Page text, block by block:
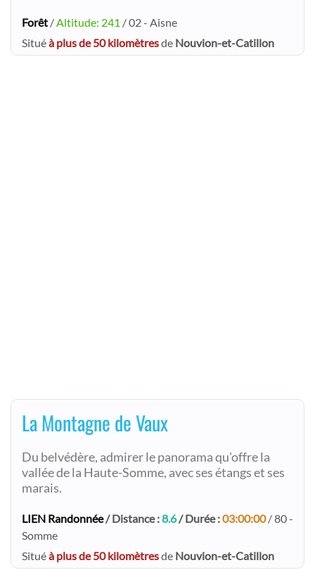
Forêt /Altitude: 241 / 02 - Aisne
Situéà plus de 50 kilomètresde Nouvion-et-Catillon
La Montagne de Vaux
Du belvédère, admirer le panorama qu'offre la
vallée de la Haute-Somme, avec ses étangs et ses
marais.
LIEN Randonnée/ Distance :8.6/ Durée :03:00:00/ 80 -
Somme
Situéà plus de 50 kilomètresde Nouvion-et-Catillon